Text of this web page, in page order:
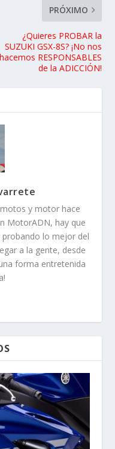
PRÓXIMO
¿Quieres PROBAR la
SUZUKI GSX-8S? ¡No nos
hacemos RESPONSABLES
de la ADICCIÓN!
y motor hace
MotorADN, hay que
probando lo mejor del
a la gente, desde
forma entretenida